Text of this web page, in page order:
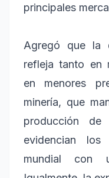
principales
Agregó que la
refleja tanto en
en menores
minería, que
producción de
evidencian
mundial con